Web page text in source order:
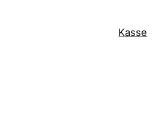
Kasse